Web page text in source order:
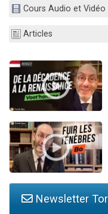
Il
Eva
Cours Audio et Vidéo
Articles
Newsletter